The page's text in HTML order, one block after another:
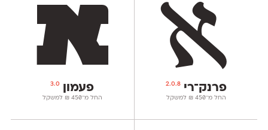
פרנק־רי2.0.8
החל מ־450
₪ למשקל
פעמון 3.0
החל מ־450
₪ למשקל